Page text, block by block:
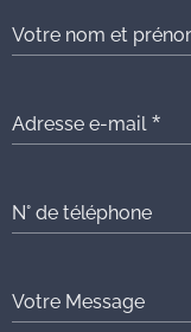
Votre nom et
Adresse e-mail
N° de téléphone
Votre Message